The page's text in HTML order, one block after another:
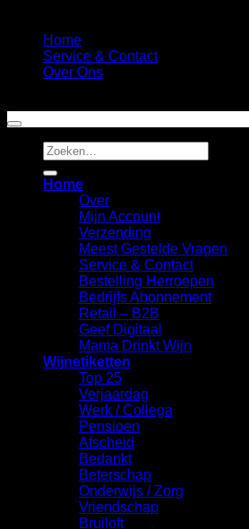
Home
Service & Contact
Over Ons
Zoeken
naar:
Home
Over
Mijn Account
Verzending
Meest Gestelde Vragen
Service & Contact
Bestelling Herroepen
Bedrijfs Abonnement
Retail – B2B
Geef Digitaal
Mama Drinkt Wijn
Wijnetiketten
Top 25
Verjaardag
Werk / Collega
Pensioen
Afscheid
Bedankt
Beterschap
Onderwijs / Zorg
Vriendschap
Bruiloft